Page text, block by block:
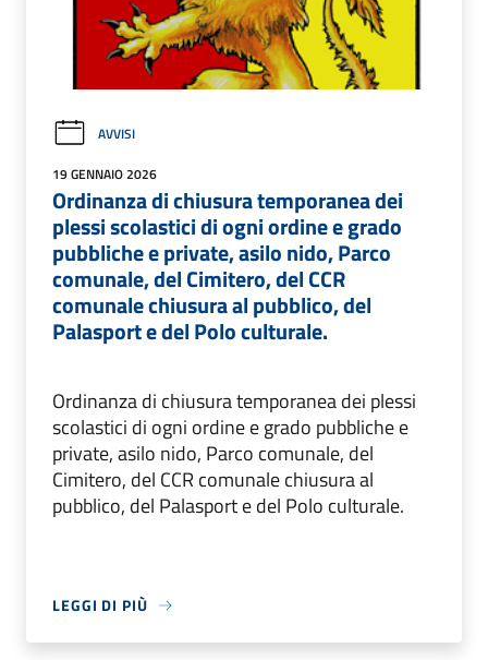
AVVISI
19 GENNAIO 2026
Ordinanza di chiusura temporanea dei
plessi scolastici di ogni ordine e grado
pubbliche e private, asilo nido, Parco
comunale, del Cimitero, del CCR
comunale chiusura al pubblico, del
Palasport e del Polo culturale.
Ordinanza di chiusura temporanea dei plessi
scolastici di ogni ordine e grado pubbliche e
private, asilo nido, Parco comunale, del
Cimitero, del CCR comunale chiusura al
pubblico, del Palasport e del Polo culturale.
LEGGI DI PIÙ